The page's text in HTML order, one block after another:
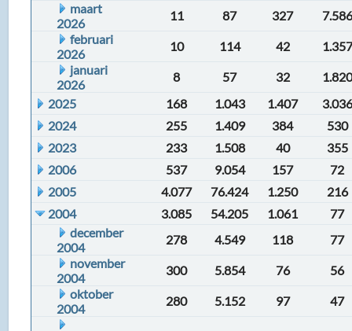
maart
2026
11 87 327
7.586
februari
2026
10 114 42
1.357
januari
2026
8 57 32
1.820
2025
168 1.043 1.407
3.036
2024
255 1.409 384
530
2023
233 1.508 40
355
2006
537 9.054 157
72
2005
4.077 76.424 1.250
216
2004
3.085 54.205 1.061
77
december
2004
278 4.549 118
77
november
2004
300 5.854 76
56
oktober
2004
280 5.152 97 47